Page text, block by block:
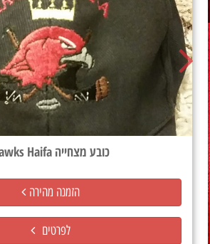
חולצת Hawks Haifa
הזמנה מהירה
לפרטים